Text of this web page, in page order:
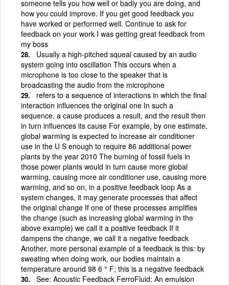
someone tells you how well or badly you are doing, and
how you could improve. If you get good feedback you
have worked or performed well. Continue to ask for
feedback on your work I was getting great feedback from
my boss
Usually a high-pitched squeal caused by an audio
system going into oscillation This occurs when a
microphone is too close to the speaker that is
broadcasting the audio from the microphone
refers to a sequence of interactions in which the final
interaction influences the original one In such a
sequence, a cause produces a result, and the result then
in turn influences its cause For example, by one estimate,
global warming is expected to increase air conditioner
use in the U S enough to require 86 additional power
plants by the year 2010 The burning of fossil fuels in
those power plants would in turn cause more global
warming, causing more air conditioner use, causing more
warming, and so on, in a positive feedback loop As a
system changes, it may generate processes that affect
the original change If one of these processes amplifies
the change (such as increasing global warming in the
above example) we call it a positive feedback If it
dampens the change, we call it a negative feedback
Another, more personal example of a feedback is this: by
sweating when doing work, our bodies maintain a
temperature around 98 6 ° F; this is a negative feedback
See: Acoustic Feedback FerroFluid: An emulsion